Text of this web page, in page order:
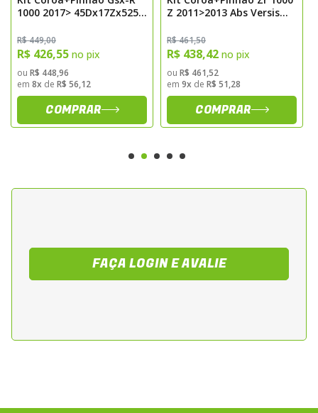
Recomendado para Suzuki GSX-R 1000,
modelos 2009 a 2016, garantindo eficiência
na transmissão e prolongando a vida útil da
corrente e engrenagens.
• Suzuki GSX-R 1000 – Modelos 2009 a 2016
A instalação deve ser realizada por
profissional qualificado. Após a montagem,
1000 2017> 45Dx17Zx525
R$ 449,00
R$ 426,55 no pix
ou R$ 448,96
em 8x de R$ 56,12
COMPRAR
Z 2011>2013 Abs Versis
R$ 461,50
R$ 438,42 no pix
ou R$ 461,52
em 9x de R$ 51,28
COMPRAR
FAÇA LOGIN E AVALIE